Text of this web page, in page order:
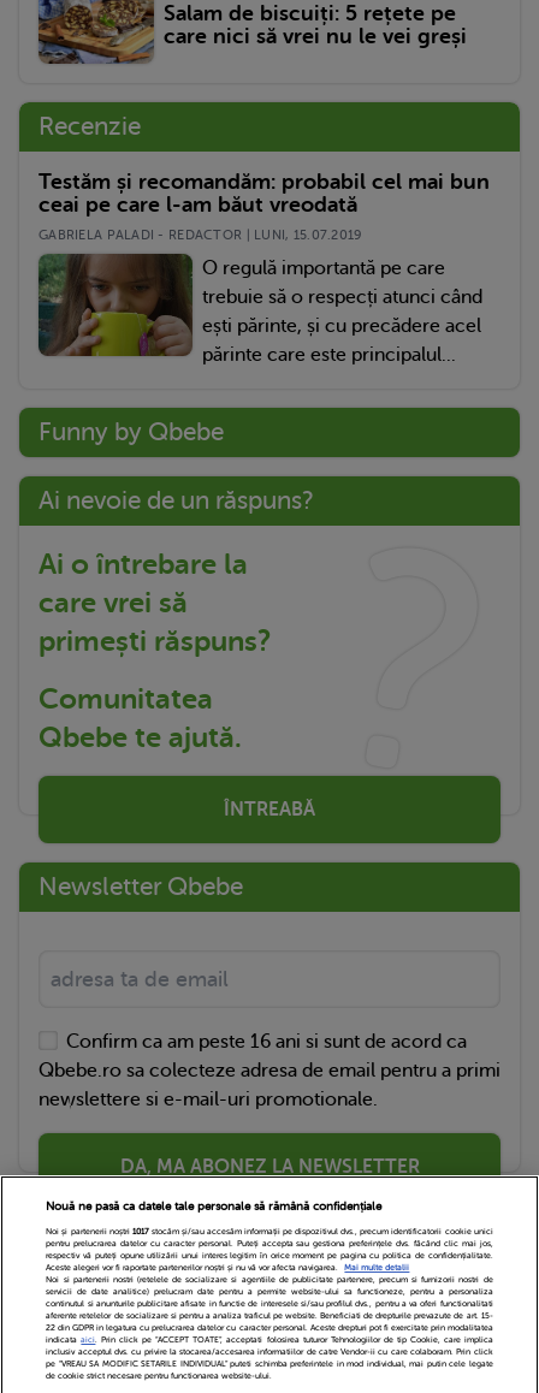
Salam de biscuiți: 5 rețete pe
care nici să vrei nu le vei greși
Recenzie
Testăm și recomandăm: probabil cel mai bun
ceai pe care l-am băut vreodată
GABRIELA PALADI - REDACTOR | LUNI, 15.07.2019
O regulă importantă pe care
trebuie să o respecți atunci când
ești părinte, și cu precădere acel
părinte care este principalul...
Funny by Qbebe
Ai nevoie de un răspuns?
Ai o întrebare la
care vrei să
primești răspuns?
Comunitatea
Qbebe te ajută.
ÎNTREABĂ
Newsletter Qbebe
Confirm ca am peste 16 ani si sunt de acord ca
Qbebe.ro sa colecteze adresa de email pentru a primi
newslettere si e-mail-uri promotionale.
DA, MA ABONEZ LA NEWSLETTER
Echipa Editoriala Newsletter
Contact
Nouă ne pasă ca datele tale personale să rămână confidențiale
Noi și partenerii noștri 1017stocăm și/sau accesăm informații pe dispozitivul dvs., precum identificatorii cookie unici
pentru prelucrarea datelor cu caracter personal. Puteți accepta sau gestiona preferințele dvs. făcând clic mai jos,
respectiv vă puteți opune utilizării unui interes legitim în orice moment pe pagina cu politica de confidențialitate.
Aceste alegeri vor fi raportate partenerilor noștri și nu vă vor afecta navigarea.
Mai multe detalii
Noi si partenerii nostri (retelele de socializare si agentiile de publicitate partenere, precum si furnizorii nostri de
servicii de date analitice) prelucram date pentru a permite website-ului sa functioneze, pentru a personaliza
continutul si anunturile publicitare afisate in functie de interesele si/sau profilul dvs., pentru a va oferi functionalitati
aferente retelelor de socializare si pentru a analiza traficul pe website. Beneficiati de drepturile prevazute de art. 15-
22 din GDPR in legatura cu prelucrarea datelor cu caracter personal. Aceste drepturi pot fi exercitate prin modalitatea
indicataaici. Prin click pe “ACCEPT TOATE”, acceptati folosirea tuturor Tehnologiilor de tip Cookie, care implica
inclusiv acceptul dvs. cu privire la stocarea/accesarea informatiilor de catre Vendor-ii cu care colaboram. Prin click
pe “VREAU SA MODIFIC SETARILE INDIVIDUAL” puteti schimba preferintele in mod individual, mai putin cele legate
de cookie strict necesare pentru functionarea website-ului.